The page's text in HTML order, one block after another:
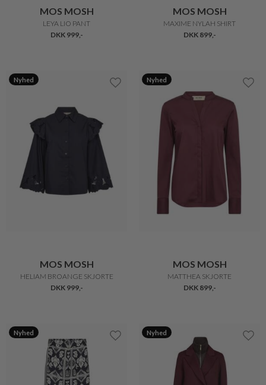
MOS MOSH
LEYA LIO PANT
DKK 999,-
MOS MOSH
MAXIME NYLAH SHIRT
DKK 899,-
Nyhed
MOS MOSH
HELIAM BROANGE SKJORTE
DKK 999,-
Nyhed
MOS MOSH
MATTHEA SKJORTE
DKK 899,-
Nyhed Nyhed